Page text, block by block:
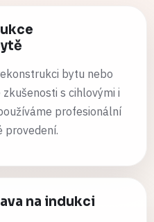
bytu nebo
s cihlovými i
profesionální
provedení.
na indukci